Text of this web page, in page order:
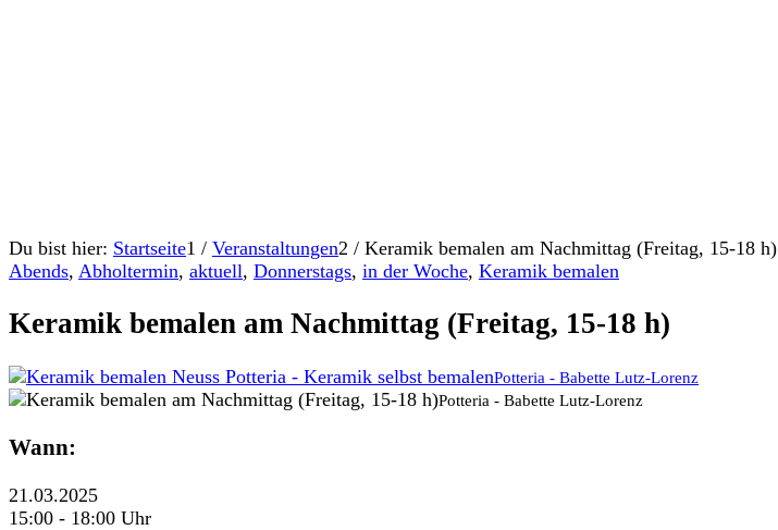
Du bist hier: Startseite1 / Veranstaltungen2 / Keramik bemalen am Nachmittag (Freitag, 15-18 h)
Abends, Abholtermin, aktuell, Donnerstags, in der Woche, Keramik bemalen
Keramik bemalen am Nachmittag (Freitag, 15-18 h)
Potteria - Babette Lutz-Lorenz
Potteria - Babette Lutz-Lorenz
Wann:
21.03.2025
15:00 - 18:00 Uhr